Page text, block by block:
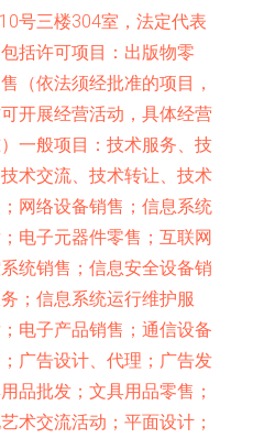
号三楼304室，法定代表
括许可项目：出版物零
（依法须经批准的项目，
开展经营活动，具体经营
一般项目：技术服务、技
术交流、技术转让、技术
网络设备销售；信息系统
电子元器件零售；互联网
统销售；信息安全设备销
；信息系统运行维护服
电子产品销售；通信设备
广告设计、代理；广告发
品批发；文具用品零售；
术交流活动；平面设计；